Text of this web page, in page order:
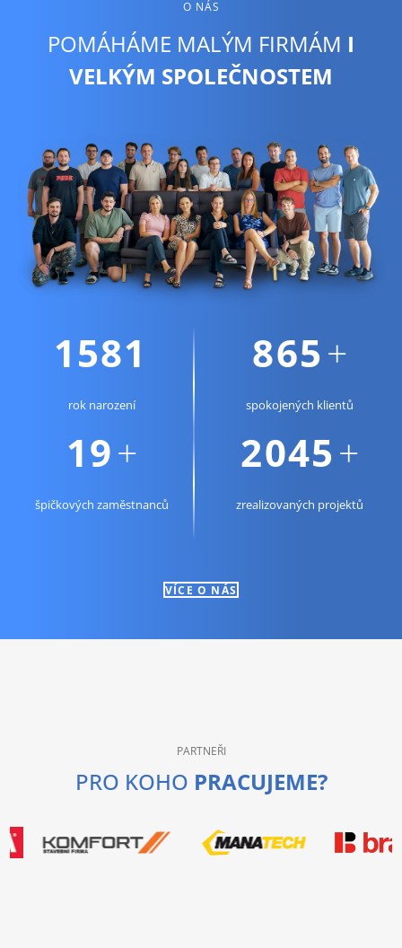
O NÁS
POMÁHÁME MALÝM FIRMÁM I
VELKÝM SPOLEČNOSTEM
1948
rok narození
1066+
spokojených klientů
24+
špičkových zaměstnanců
2520+
zrealizovaných projektů
VÍCE O NÁS
PARTNEŘI
PRO KOHO PRACUJEME?